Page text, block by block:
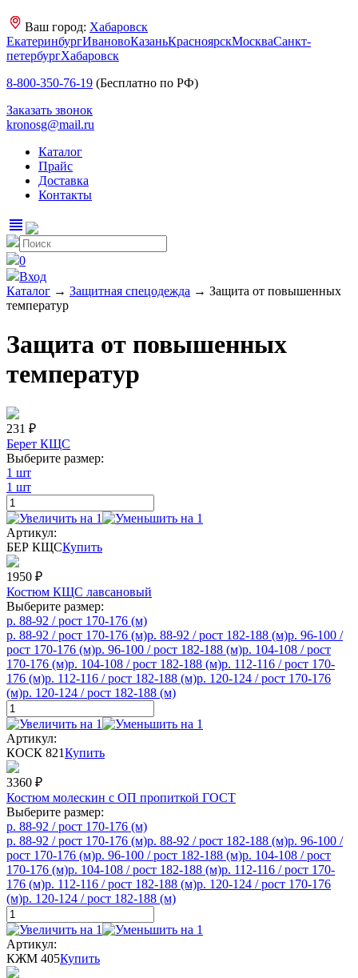
Ваш город: Хабаровск
ЕкатеринбургИвановоКазаньКрасноярскМоскваСанкт-
петербургХабаровск
8-800-350-76-19 (Бесплатно по РФ)
Заказать звонок
kronosg@mail.ru
Каталог
Прайс
Доставка
Контакты
view_headline
0
Вход
Каталог → Защитная спецодежда → Защита от повышенных
температур
Защита от повышенных
температур
231 ₽
Берет КЩС
Выберите размер:
1 шт
1 шт
Артикул:
БЕР КЩСКупить
1950 ₽
Костюм КЩС лавсановый
Выберите размер:
р. 88-92 / рост 170-176 (м)
р. 88-92 / рост 170-176 (м)р. 88-92 / рост 182-188 (м)р. 96-100 /
рост 170-176 (м)р. 96-100 / рост 182-188 (м)р. 104-108 / рост
170-176 (м)р. 104-108 / рост 182-188 (м)р. 112-116 / рост 170-
176 (м)р. 112-116 / рост 182-188 (м)р. 120-124 / рост 170-176
(м)р. 120-124 / рост 182-188 (м)
Артикул:
КОСК 821Купить
3360 ₽
Костюм молескин с ОП пропиткой ГОСТ
Выберите размер:
р. 88-92 / рост 170-176 (м)
р. 88-92 / рост 170-176 (м)р. 88-92 / рост 182-188 (м)р. 96-100 /
рост 170-176 (м)р. 96-100 / рост 182-188 (м)р. 104-108 / рост
170-176 (м)р. 104-108 / рост 182-188 (м)р. 112-116 / рост 170-
176 (м)р. 112-116 / рост 182-188 (м)р. 120-124 / рост 170-176
(м)р. 120-124 / рост 182-188 (м)
Артикул:
КЖМ 405Купить